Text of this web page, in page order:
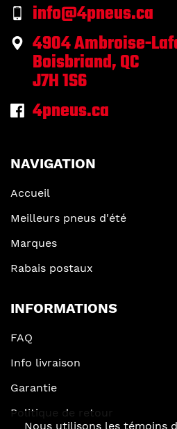
info@4pneus.ca
4904 Ambroise-
Boisbriand, QC
J7H 1S6
4pneus.ca
NAVIGATION
Accueil
Meilleurs pneus d'été
Marques
Rabais postaux
INFORMATIONS
FAQ
Info livraison
Garantie
Politique de retour
Nous utilisons les témoins